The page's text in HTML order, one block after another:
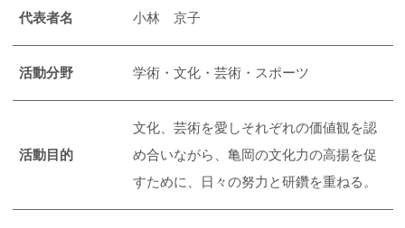
代表者名 小林 京子
活動分野 学術・文化・芸術・スポーツ
活動目的
文化、芸術を愛しそれぞれの価値観を認
め合いながら、亀岡の文化力の高揚を促
すために、日々の努力と研鑽を重ねる。